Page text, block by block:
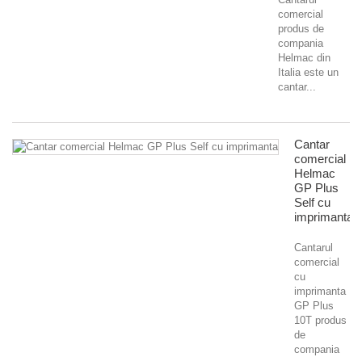
comercial
produs de
compania
Helmac din
Italia este un
cantar...
Cantar
comercial
Helmac
GP Plus
Self cu
imprimanta
Cantarul
comercial
cu
imprimanta
GP Plus
10T produs
de
compania